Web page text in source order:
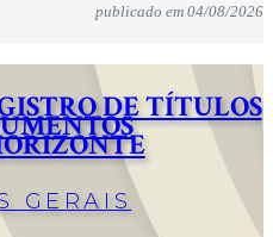
publicado em 04/08/2026
DE TÍTULOS
GERAIS